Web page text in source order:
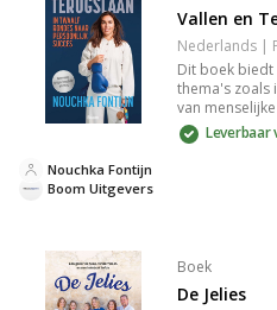
Vallen en
Dit boek biedt
thema's zoals
van
gelaagd en
je meeneemt
verhaallijnen
verbindingen
Leverbaar
Boom Uitgevers
Nouchka Fontijn
Boek
De Jelies